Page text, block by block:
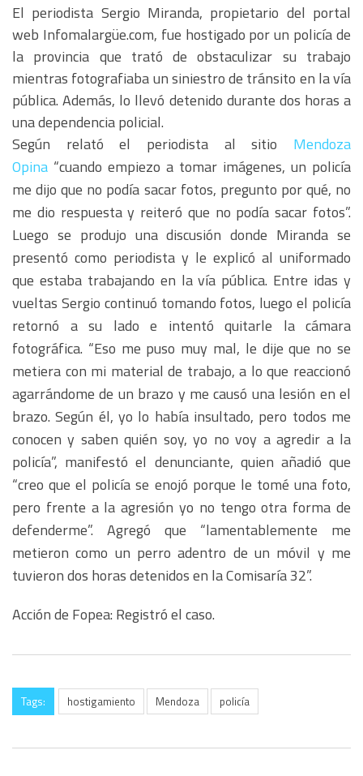
El periodista Sergio Miranda, propietario del portal
web Infomalargüe.com, fue hostigado por un policía de
la provincia que trató de obstaculizar su trabajo
mientras fotografiaba un siniestro de tránsito en la vía
pública. Además, lo llevó detenido durante dos horas a
una dependencia policial.
Según relató el periodista al sitio Mendoza
Opina “cuando empiezo a tomar imágenes, un policía
me dijo que no podía sacar fotos, pregunto por qué, no
me dio respuesta y reiteró que no podía sacar fotos”.
Luego se produjo una discusión donde Miranda se
presentó como periodista y le explicó al uniformado
que estaba trabajando en la vía pública. Entre idas y
vueltas Sergio continuó tomando fotos, luego el policía
retornó a su lado e intentó quitarle la cámara
fotográfica. “Eso me puso muy mal, le dije que no se
metiera con mi material de trabajo, a lo que reaccionó
agarrándome de un brazo y me causó una lesión en el
brazo. Según él, yo lo había insultado, pero todos me
conocen y saben quién soy, yo no voy a agredir a la
policía”, manifestó el denunciante, quien añadió que
“creo que el policía se enojó porque le tomé una foto,
pero frente a la agresión yo no tengo otra forma de
defenderme”. Agregó que “lamentablemente me
metieron como un perro adentro de un móvil y me
tuvieron dos horas detenidos en la Comisaría 32”.
Acción de Fopea: Registró el caso.
Tags: hostigamiento Mendoza policía